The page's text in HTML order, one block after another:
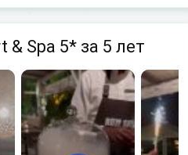
Spa 5* за 5 лет